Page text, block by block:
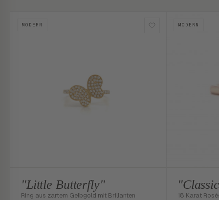
MODERN
"Little Butterfly"
Ring aus zartem Gelbgold mit Brillanten
MODERN
18 Karat